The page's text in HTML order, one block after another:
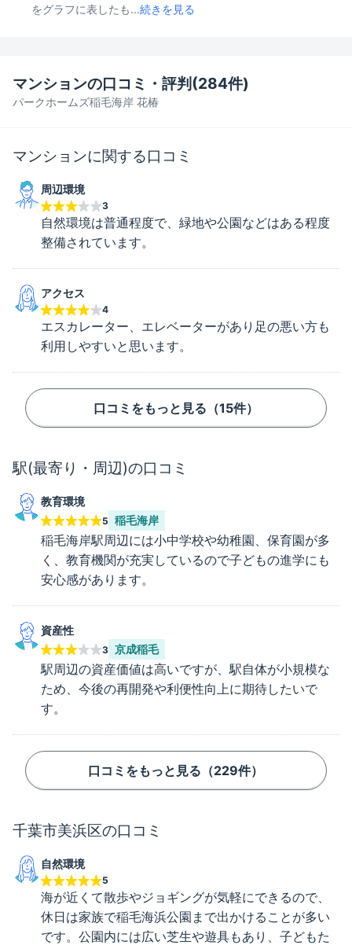
をグラフに表したも...続きを見る
パークホームズ稲毛海岸 花椿
マンションの口コミ・評判(284件)
マンションに関する口コミ
周辺環境
3
自然環境は普通程度で、緑地や公園などはある程度
整備されています。
アクセス
4
エスカレーター、エレベーターがあり足の悪い方も
利用しやすいと思います。
口コミをもっと見る（15件）
駅(最寄り・周辺)の口コミ
教育環境
5 稲毛海岸
稲毛海岸駅周辺には小中学校や幼稚園、保育園が多
く、教育機関が充実しているので子どもの進学にも
安心感があります。
資産性
3 京成稲毛
駅周辺の資産価値は高いですが、駅自体が小規模な
ため、今後の再開発や利便性向上に期待したいで
す。
口コミをもっと見る（229件）
千葉市美浜区の口コミ
自然環境
5
海が近くて散歩やジョギングが気軽にできるので、
休日は家族で稲毛海浜公園まで出かけることが多い
です。公園内には広い芝生や遊具もあり、子どもた